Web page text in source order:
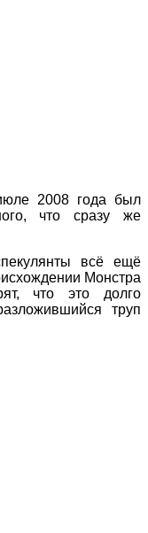
2008 года был
что сразу же
всё ещё
Монстра
что это долго
труп